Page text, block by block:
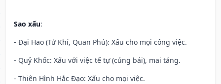
Sao xấu:
- Đại Hao (Tử Khí, Quan Phú): Xấu cho mọi công việc.
- Quỷ Khốc: Xấu với việc tế tự (cúng bái), mai táng.
- Thiên Hình Hắc Đạo: Xấu cho mọi việc.